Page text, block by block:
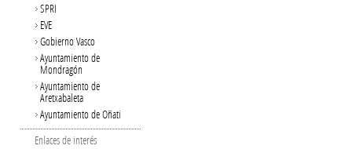
SPRI
EVE
Gobierno Vasco
Ayuntamiento de
Mondragón
Ayuntamiento de
Aretxabaleta
Ayuntamiento de Oñati
Enlaces de interés